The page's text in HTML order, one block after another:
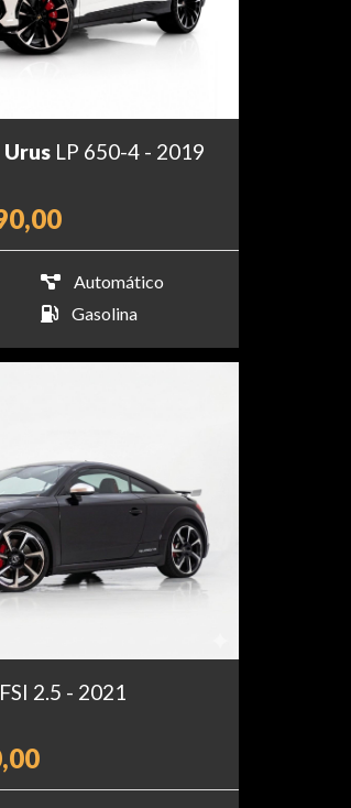
LP 650-4 - 2019
Automático
Gasolina
2.5 - 2021